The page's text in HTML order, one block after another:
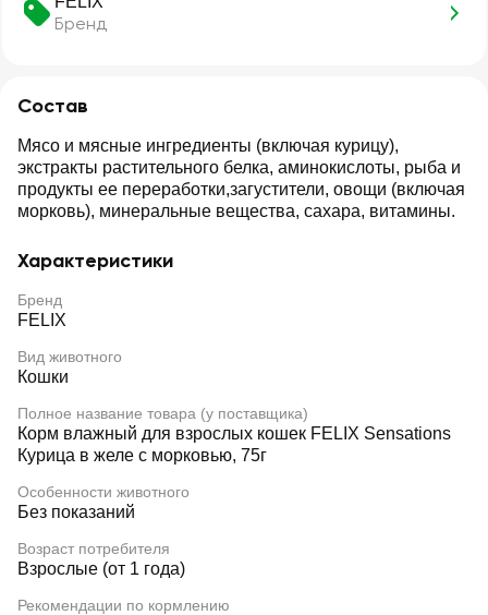
Бренд
Состав
Мясо и мясные ингредиенты (включая курицу),
экстракты растительного белка, аминокислоты, рыба и
продукты ее переработки,загустители, овощи (включая
морковь), минеральные вещества, сахара, витамины.
Характеристики
Бренд
FELIX
Вид животного
Кошки
Полное название товара (у поставщика)
Корм влажный для взрослых кошек FELIX Sensations
Курица в желе с морковью, 75г
Особенности животного
Без показаний
Возраст потребителя
Взрослые (от 1 года)
Рекомендации по кормлению